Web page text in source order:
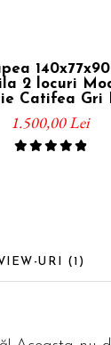
2 locuri
Catifea Gri
1.500,00 Lei
URI (1)